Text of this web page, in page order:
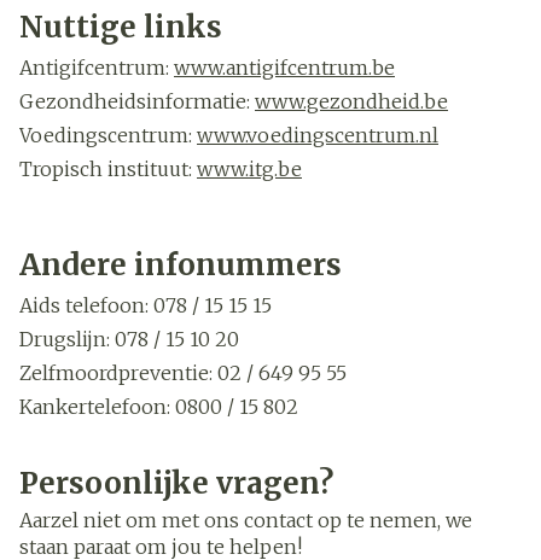
Nuttige links
Antigifcentrum: www.antigifcentrum.be
Gezondheidsinformatie: www.gezondheid.be
Voedingscentrum: www.voedingscentrum.nl
Tropisch instituut: www.itg.be
Geneesmiddelen:www.bcfi.be
Andere infonummers
Aids telefoon: 078 / 15 15 15
Drugslijn: 078 / 15 10 20
Zelfmoordpreventie: 02 / 649 95 55
Kankertelefoon: 0800 / 15 802
Antigifcentrum: 070 / 245 245
Belgische BrandwondenStichting: 02 / 649 65 89
Persoonlijke vragen?
Aarzel niet om met ons contact op te nemen, we
staan paraat om jou te helpen!